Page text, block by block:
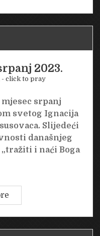
2023.
click to pray
srpanj
svetog Ignacija
Slijedeći
današnjeg
i naći Boga
Ponedjeljak,
31.
srpanj
2023.